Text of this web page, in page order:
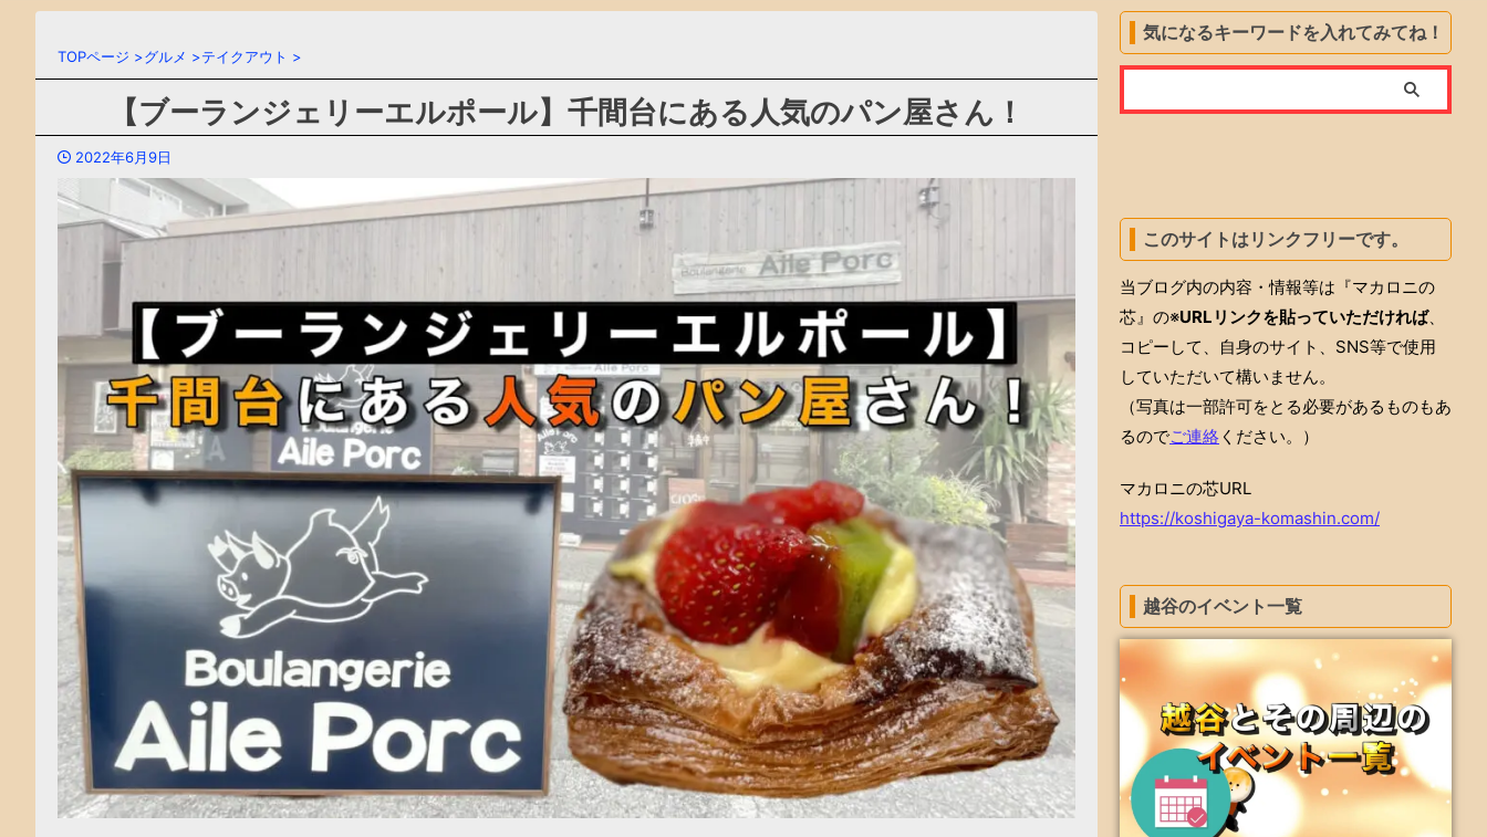
TOPページ >グルメ >テイクアウト >
【ブーランジェリーエルポール】千間台にある人気のパン屋さん！
2022年6月9日
気になるキーワードを入れてみてね！
このサイトはリンクフリーです。
当ブログ内の内容・情報等は『マカロニの
芯』の※URLリンクを貼っていただければ、
コピーして、自身のサイト、SNS等で使用
していただいて構いません。
（写真は一部許可をとる必要があるものもあ
るのでご連絡 ください。）
マカロニの芯URL
https://koshigaya-komashin.com/
越谷のイベント一覧